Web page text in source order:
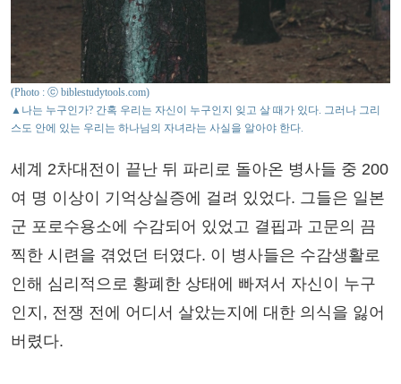
(Photo : ⓒ biblestudytools.com)
▲나는 누구인가? 간혹 우리는 자신이 누구인지 잊고 살 때가 있다. 그러나 그리
스도 안에 있는 우리는 하나님의 자녀라는 사실을 알아야 한다.
세계 2차대전이 끝난 뒤 파리로 돌아온 병사들 중 200
여 명 이상이 기억상실증에 걸려 있었다. 그들은 일본
군 포로수용소에 수감되어 있었고 결핍과 고문의 끔
찍한 시련을 겪었던 터였다. 이 병사들은 수감생활로
인해 심리적으로 황폐한 상태에 빠져서 자신이 누구
인지, 전쟁 전에 어디서 살았는지에 대한 의식을 잃어
버렸다.